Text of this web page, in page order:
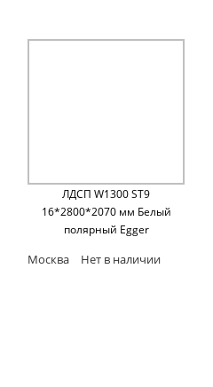
ЛДСП W1300 ST9
16*2800*2070 мм Белый
полярный Egger
Москва Нет в наличии